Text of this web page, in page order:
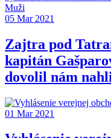
Muži
05 Mar 2021
Zajtra pod
kapitán
dovolil nám
01 Mar 2021